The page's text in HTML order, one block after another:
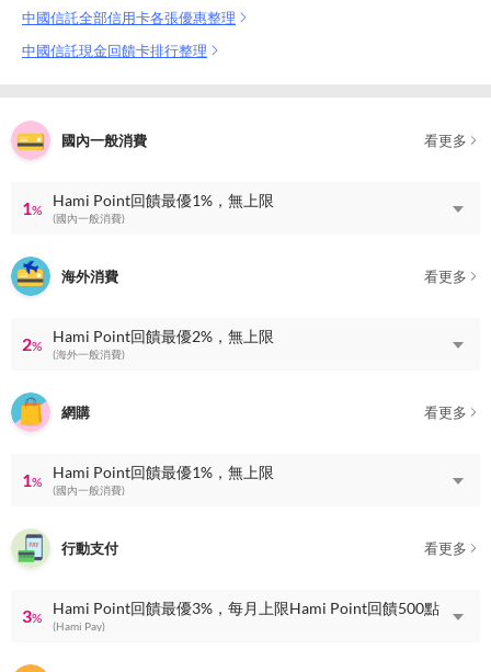
中國信託全部信用卡各張優惠整理
中國信託現金回饋卡排行整理
國內一般消費 看更多
1%
Hami Point回饋最優1%，無上限
(國內一般消費)
海外消費 看更多
2%
Hami Point回饋最優2%，無上限
(海外一般消費)
網購 看更多
1%
Hami Point回饋最優1%，無上限
(國內一般消費)
行動支付 看更多
3%
Hami Point回饋最優3%，每月上限Hami Point回饋500點
(Hami Pay)